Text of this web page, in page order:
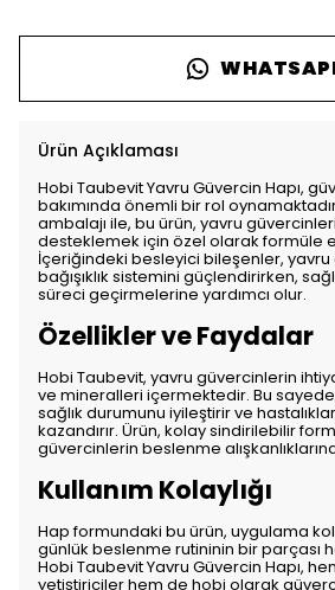
Ürün Açıklaması
Hobi Taubevit Yavru Güvercin Hapı,
bakımında önemli bir rol
ambalajı ile, bu ürün, yavru
desteklemek için özel olarak formüle
İçeriğindeki besleyici bileşenler,
bağışıklık sistemini güçlendirirken,
süreci geçirmelerine yardımcı olur.
Özellikler ve Faydalar
Hobi Taubevit, yavru güvercinlerin
ve mineralleri içermektedir. Bu
sağlık durumunu iyileştirir ve
kazandırır. Ürün, kolay sindirilebilir
güvercinlerin beslenme
Kullanım Kolaylığı
Hap formundaki bu ürün, uygulama
günlük beslenme rutininin bir parçası
Hobi Taubevit Yavru Güvercin Hapı,
yetiştiriciler hem de hobi olarak